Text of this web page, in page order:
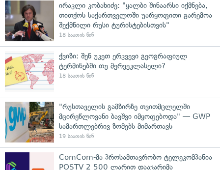
ირაკლი კობახიძე: "ყალბი შინაარსი იქმნება,
თითქოს საქართველოში უარყოფითი გარემოა
შექმნილი რუსი ტურისტებისთვის"
18 საათის წინ
ქვიზი: შენ უკეთ ერკვევი გეოგრაფიულ
ტერმინებში თუ მერვეკლასელი?
18 საათის წინ
"რუსთაველის გამზირზე თვითმცლელში
მცირეწლოვანი ბავშვი იმყოფებოდა" — GWP
სამართლებრივ ზომებს მიმართავს
19 საათის წინ
ComCom-მა პროსამთავრობო ტელეკომპანია
POSTV 2 500 ლარით დააჯარიმა